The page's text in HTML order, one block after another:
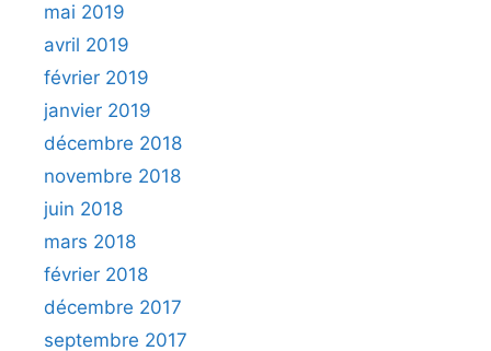
mai 2019
avril 2019
février 2019
janvier 2019
décembre 2018
novembre 2018
juin 2018
mars 2018
février 2018
décembre 2017
septembre 2017